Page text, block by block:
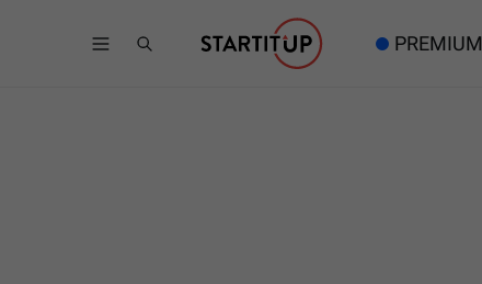
PREMIUM